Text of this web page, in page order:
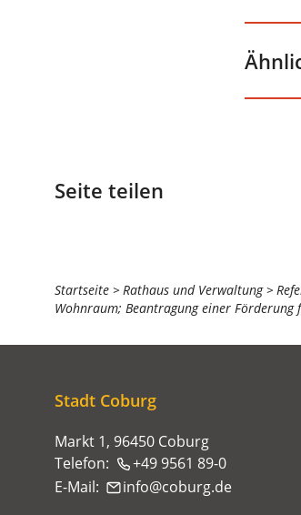
Seite teilen
Sie
befinden
sich
Startseite Rathaus und Verwaltung
Wohnraum; Beantragung einer
Stadt Coburg
Markt 1, 96450 Coburg
Telefon:
+49 9561 89-0
E-Mail:
info coburg de